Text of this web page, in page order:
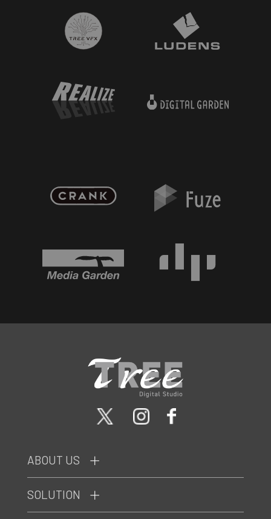
ABOUT US
SOLUTION